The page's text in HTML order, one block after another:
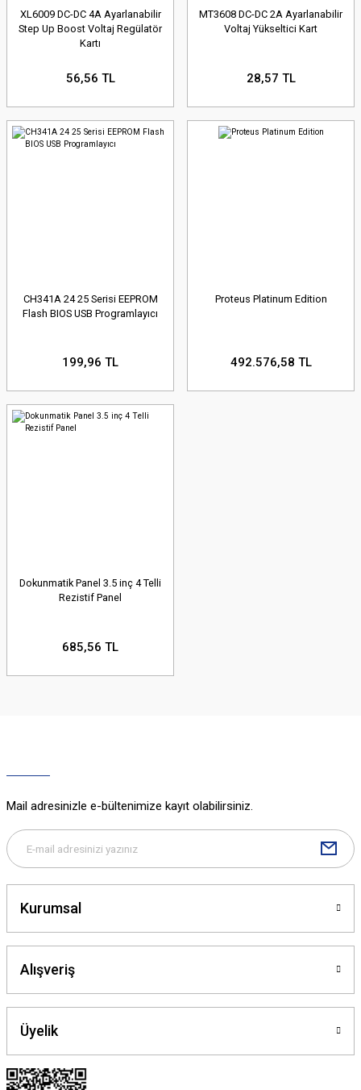
XL6009 DC-DC 4A Ayarlanabilir
Step Up Boost Voltaj Regülatör
Kartı
56,56 TL
MT3608 DC-DC 2A Ayarlanabilir
Voltaj Yükseltici Kart
28,57 TL
CH341A 24 25 Serisi EEPROM
Flash BIOS USB Programlayıcı
199,96 TL
Proteus Platinum Edition
492.576,58 TL
Dokunmatik Panel 3.5 inç 4 Telli
Rezistif Panel
685,56 TL
Mail adresinizle e-bültenimize kayıt olabilirsiniz.
Kurumsal
Alışveriş
Üyelik